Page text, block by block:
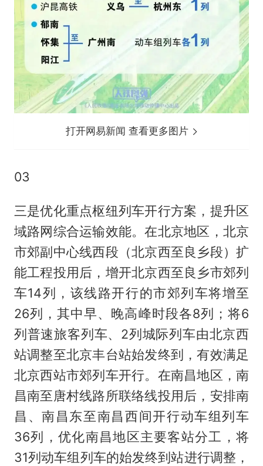
打开网易新闻 查看更多图片
03
三是优化重点枢纽列车开行方案，提升区
域路网综合运输效能。在北京地区，北京
市郊副中心线西段（北京西至良乡段）扩
能工程投用后，增开北京西至良乡市郊列
车14列，该线路开行的市郊列车将增至
26列，其中早、晚高峰时段各8列；将6
列普速旅客列车、2列城际列车由北京西
站调整至北京丰台站始发终到，有效满足
北京西站市郊列车开行。在南昌地区，南
昌南至唐村线路所联络线投用后，安排南
昌、南昌东至南昌西间开行动车组列车
36列，优化南昌地区主要客站分工，将
31列动车组列车的始发终到站进行调整，